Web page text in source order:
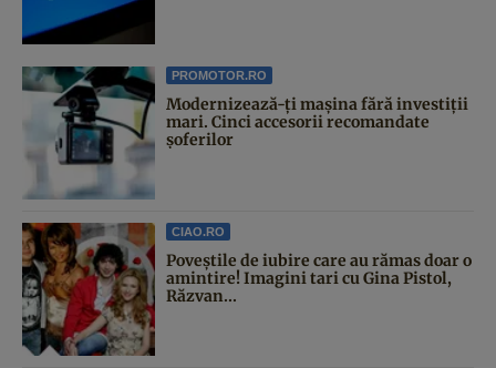
PROMOTOR.RO
Modernizează-ți mașina fără investiții
mari. Cinci accesorii recomandate
șoferilor
CIAO.RO
Poveştile de iubire care au rămas doar o
amintire! Imagini tari cu Gina Pistol,
Răzvan...